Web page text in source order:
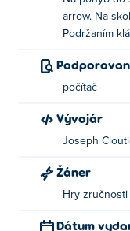
arrow. Na
Podržaním
počítač
Vývojár
Joseph
Žáner
Hry zručnosti
Dátum